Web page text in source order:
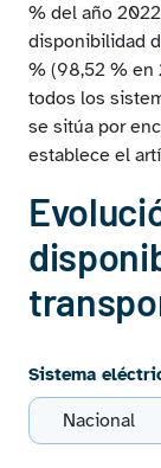
% del año
disponibilidad
% (98,52 % en
todos los
se sitúa por
establece el
Sistema